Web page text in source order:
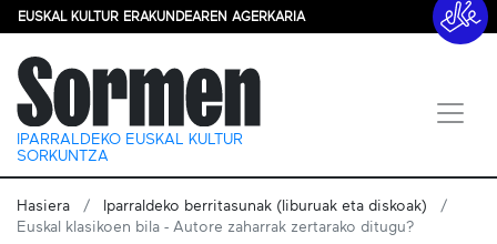
EUSKAL KULTUR ERAKUNDEAREN AGERKARIA
IPARRALDEKO EUSKAL KULTUR
SORKUNTZA
Hasiera
Iparraldeko berritasunak (liburuak eta diskoak)
Euskal klasikoen bila - Autore zaharrak zertarako ditugu?